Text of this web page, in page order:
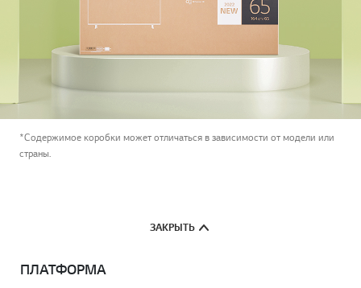
*Содержимое коробки может отличаться в зависимости от модели или
страны.
ЗАКРЫТЬ
ПЛАТФОРМА